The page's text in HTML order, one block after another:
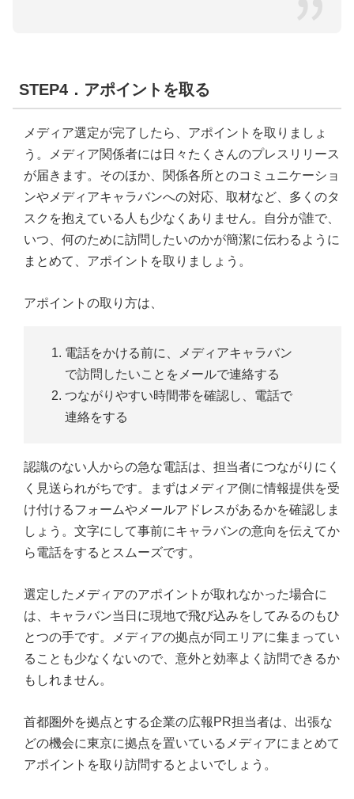
STEP4．アポイントを取る
メディア選定が完了したら、アポイントを取りましょ
う。メディア関係者には日々たくさんのプレスリリース
が届きます。そのほか、関係各所とのコミュニケーショ
ンやメディアキャラバンへの対応、取材など、多くのタ
スクを抱えている人も少なくありません。自分が誰で、
いつ、何のために訪問したいのかが簡潔に伝わるように
まとめて、アポイントを取りましょう。
アポイントの取り方は、
電話をかける前に、メディアキャラバン
で訪問したいことをメールで連絡する
つながりやすい時間帯を確認し、電話で
連絡をする
認識のない人からの急な電話は、担当者につながりにく
く見送られがちです。まずはメディア側に情報提供を受
け付けるフォームやメールアドレスがあるかを確認しま
しょう。文字にして事前にキャラバンの意向を伝えてか
ら電話をするとスムーズです。
選定したメディアのアポイントが取れなかった場合に
は、キャラバン当日に現地で飛び込みをしてみるのもひ
とつの手です。メディアの拠点が同エリアに集まってい
ることも少なくないので、意外と効率よく訪問できるか
もしれません。
首都圏外を拠点とする企業の広報PR担当者は、出張な
どの機会に東京に拠点を置いているメディアにまとめて
アポイントを取り訪問するとよいでしょう。